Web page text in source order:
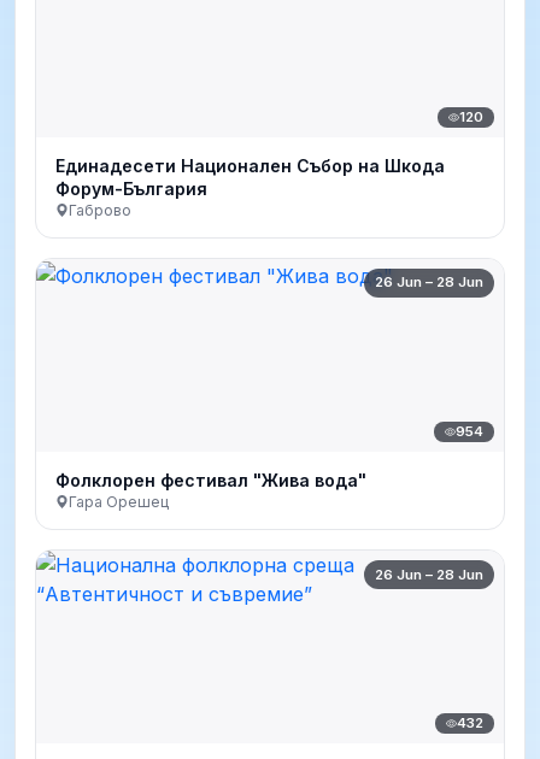
120
Единадесети Национален Събор на Шкода
Форум-България
Габрово
26 Jun – 28 Jun
954
Фолклорен фестивал "Жива вода"
Гара Орешец
26 Jun – 28 Jun
432